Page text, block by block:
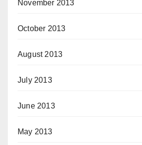
November 2013
October 2013
August 2013
July 2013
June 2013
May 2013